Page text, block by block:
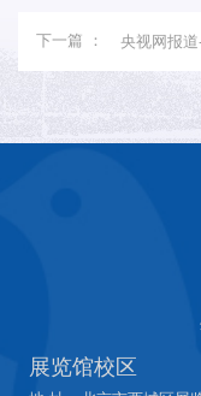
下一篇 ： 央视网报
展览馆校区